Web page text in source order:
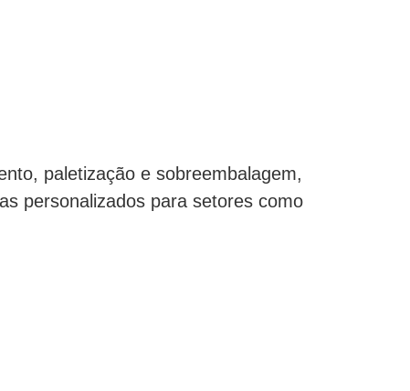
paletização e sobreembalagem,
personalizados para setores como